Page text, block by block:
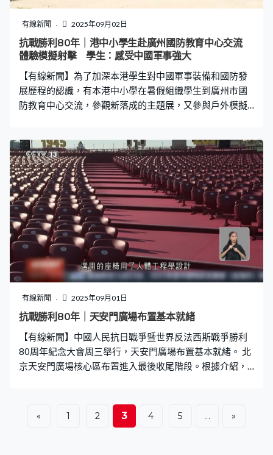
和控制好吹製氣球的大小和時間，平均7至8秒便要完成一
個。放飛訓練培訓老師劉宗奇：「我們本次採用的放飛氣
球，採用的顏色是紅色、橙色、黃色、綠色、深藍色和淺
藍色六個顏色，讓學生調整好自己的狀態，確保整個活動
可完全降解，符合安全。 另外，北京市當
有線新聞 2025年09月02日
抗戰勝利80年｜港中小學生赴廣州國防教育中心交流
體驗模擬射擊 學生：感受中國軍事強大
【有線新聞】為了加深本港學生對中國軍事裝備和國防發
展歷程的認識，有本港中小學在暑假組織學生到廣州市國
防教育中心交流，參觀新落成的主題展，又參與戶外模擬
學：「雖然中國在和平時期沒甚麼戰爭，我們可以體驗到
我們之前的軍人是怎樣，殺敵的類似體驗。」梁同學：
「知道中國的國防有多強大。」 超過30名來自8間不同學
校的初中生，在暑假的這一日來到廣州市國防教育中心，
進行逼真的軍事技能訓練。有隨團的老師認為，活動能提
升學生的溝通協作和解難能力，並認識國防建設。樂善堂
余近卿中學老師黃嘉偉：「在香港平時我們都是按書本講
課，我們講課也是那些國安教育。但其實經歷過之後，拿
起槍枝或可能與軍人對話後，有很多不同的得著。」 位於
天河區的廣州市國防教育中心是全國首個專職國防教育事
業單位，在1993年落成，今年4月設立全新的全民國防教
育專題展，以國防事件為脈絡，透過展示國產航母山東艦
等裝備模型，模擬場景及華南抗戰史等展覽，展示中國的
戰爭及軍事發展。 廣州市國防教育中心社會化運營合作商
負責人李琿婕：「我覺得港澳這一邊可以聯合
有線新聞 2025年09月01日
抗戰勝利80年｜天安門廣場布置基本就緒
【有線新聞】中國人民抗日戰爭暨世界反法西斯戰爭勝利
80周年紀念大會周三舉行，天安門廣場布置基本就緒。 北
京天安門廣場核心區布置進入最後收尾階段。根據介紹，
題理念突出，而年號台上14隻鴿子便代表14年全民族抗
戰；第三是突顯「服務觀禮群眾」理念，臨時觀禮台的第
« 1 2 3 4 5 ... »